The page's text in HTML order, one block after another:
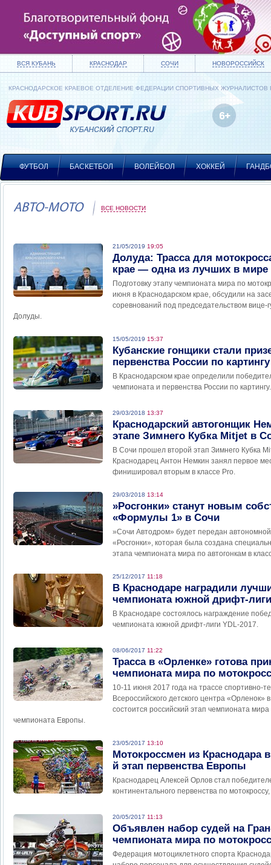
ВСЯ КУБАНЬ КРАСНОДАР СОЧИ НОВОРОССИЙСК
КРАСНОДАРСКОЕ КРАЕВОЕ ОТДЕЛЕНИЕ ФЕДЕРАЦИИ СПОРТИВНЫХ ЖУРНАЛИСТОВ
ФУТБОЛ БАСКЕТБОЛ ВОЛЕЙБОЛ ХОККЕЙ
АВТО-МОТО ВСЕ НОВОСТИ
21/05/2019 19:05
Долуда: Трасса для
крае — одна из лучших в мире
Подготовку этапу чемпионата мира по
июня в Краснодарском крае, обсудили на
соревнований под председательством
Долуды.
15/05/2019 15:37
Кубанские гонщики стали
первенства России по картингу
В Краснодарском крае определили
чемпионата и первенства России по картингу.
29/03/2018 13:37
Краснодарский автогонщик
этапе Зимнего Кубка Mitjet в
В Сочи прошел второй этап Зимнего Кубка
Краснодарец Антон Немкин занял первое
финишировал вторым в классе Pro.
29/03/2018 13:14
»Росгонки» станут новым
«Формулы 1» в Сочи
»Сочи Автодром» будет передан
«Росгонки», которая была создана
этапа чемпионата мира по автогонкам в
25/12/2017 11:18
В Краснодаре наградили
чемпионата южной дрифт-
В Краснодаре состоялось награждение
чемпионата южной дрифт-лиги YDL-2017.
08/06/2017 11:22
Трасса в «Орленке» готова
чемпионата мира по
10-11 июня 2017 года на трассе спортивно-
Всероссийского детского центра «Орленок»
состоится российский этап чемпионата
чемпионата Европы.
23/05/2017 13:10
Мотокроссмен из Краснодара
й этап первенства Европы
Краснодарец Алексей Орлов стал
континентального первенства по
20/05/2017 11:13
Объявлен набор судей на
чемпионата мира по
Федерация мотоциклетного спорта